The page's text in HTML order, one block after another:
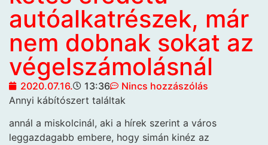
autóalkatrészek, már
nem dobnak sokat az
végelszámolásnál
2020.07.16. 13:36
Nincs hozzászólás
Annyi kábítószert találtak
annál a miskolcinál, aki a hírek szerint a város
leggazdagabb embere, hogy simán kinéz az